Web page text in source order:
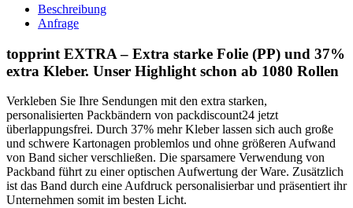
Beschreibung
Anfrage
topprint EXTRA – Extra starke Folie (PP) und 37%
extra Kleber. Unser Highlight schon ab 1080 Rollen
Verkleben Sie Ihre Sendungen mit den extra starken,
personalisierten Packbändern von packdiscount24 jetzt
überlappungsfrei. Durch 37% mehr Kleber lassen sich auch große
und schwere Kartonagen problemlos und ohne größeren Aufwand
von Band sicher verschließen. Die sparsamere Verwendung von
Packband führt zu einer optischen Aufwertung der Ware. Zusätzlich
ist das Band durch eine Aufdruck personalisierbar und präsentiert ihr
Unternehmen somit im besten Licht.